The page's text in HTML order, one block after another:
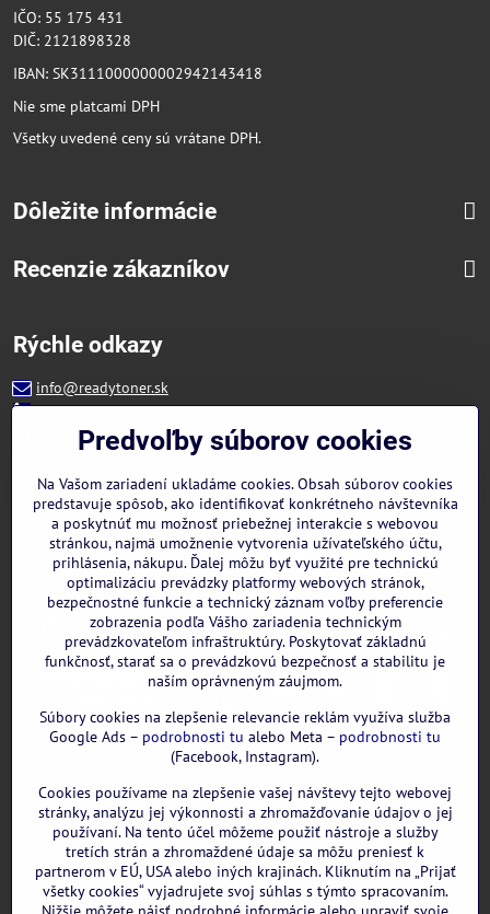
IČO: 55 175 431
DIČ: 2121898328
IBAN: SK3111000000002942143418
Nie sme platcami DPH
Všetky uvedené ceny sú vrátane DPH.
Dôležite informácie
Recenzie zákazníkov
Rýchle odkazy
info@readytoner.sk
+421 944 322 536 (PO-PIA: 09:00- 15:00)
Facebook
Instagram
WhatsApp
GOOGLE recenzie:
Predvoľby súborov cookies
Na Vašom zariadení ukladáme cookies. Obsah súborov cookies
predstavuje spôsob, ako identifikovať konkrétneho návštevníka
a poskytnúť mu možnosť priebežnej interakcie s webovou
stránkou, najmä umožnenie vytvorenia užívateľského účtu,
prihlásenia, nákupu. Ďalej môžu byť využité pre technickú
optimalizáciu prevádzky platformy webových stránok,
bezpečnostné funkcie a technický záznam voľby preferencie
zobrazenia podľa Vášho zariadenia technickým
prevádzkovateľom infraštruktúry. Poskytovať základnú
funkčnosť, starať sa o prevádzkovú bezpečnosť a stabilitu je
naším oprávneným záujmom.
Súbory cookies na zlepšenie relevancie reklám využíva služba
Google Ads – podrobnosti tu alebo Meta – podrobnosti tu
(Facebook, Instagram).
Cookies používame na zlepšenie vašej návštevy tejto webovej
stránky, analýzu jej výkonnosti a zhromažďovanie údajov o jej
používaní. Na tento účel môžeme použiť nástroje a služby
tretích strán a zhromaždené údaje sa môžu preniesť k
partnerom v EÚ, USA alebo iných krajinách. Kliknutím na „Prijať
všetky cookies“ vyjadrujete svoj súhlas s týmto spracovaním.